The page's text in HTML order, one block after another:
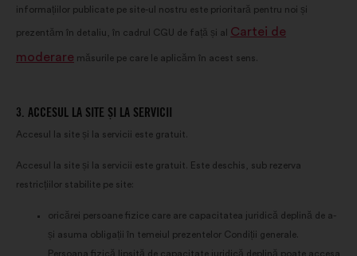
informațiilor publicate pe site-ul nostru este prioritară pentru noi și
prezentăm în detaliu, în cadrul CGU de față și al Cartei de
moderare măsurile pe care le aplicăm în acest sens.
3. ACCESUL LA SITE ȘI LA SERVICII
Accesul la site și la servicii este gratuit.
Accesul la site și la servicii este gratuit. Este deschis, sub rezerva
restricțiilor stabilite pe site:
oricărei persoane fizice care are capacitatea juridică deplină de a-
și asuma obligații în temeiul prezentelor Condiții generale.
Persoana fizică lipsită de capacitate juridică deplină poate accesa